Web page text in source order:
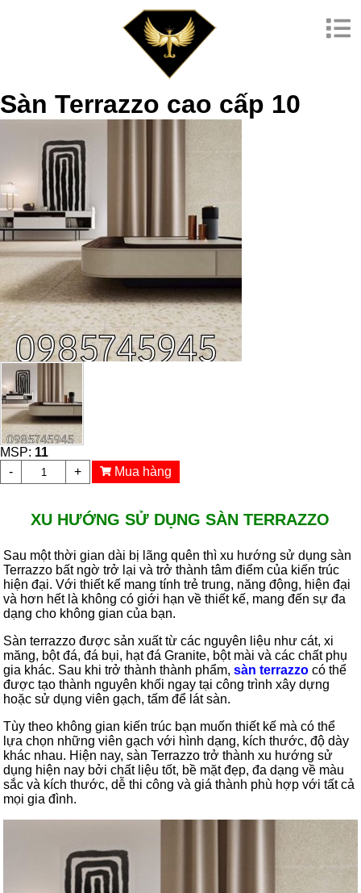
Sàn Terrazzo cao cấp 10
MSP: 11
-
+ Mua hàng
XU HƯỚNG SỬ DỤNGSÀN TERRAZZO
Sau một thời gian dài bị lãng quên thì xu hướng sử dụng sàn
Terrazzo bất ngờ trở lại và trở thành tâm điểm của kiến trúc
hiện đại. Với thiết kế mang tính trẻ trung, năng động, hiện đại
và hơn hết là không có giới hạn về thiết kế, mang đến sự đa
dạng cho không gian của bạn.
Sàn terrazzo được sản xuất từ các nguyên liệu như cát, xi
măng, bột đá, đá bụi, hạt đá Granite, bột mài và các chất phụ
gia khác. Sau khi trở thành thành phẩm,sàn terrazzo có thể
được tạo thành nguyên khối ngay tại công trình xây dựng
hoặc sử dụng viên gạch, tấm để lát sàn.
Tùy theo không gian kiến trúc bạn muốn thiết kế mà có thể
lựa chọn những viên gạch với hình dạng, kích thước, độ dày
khác nhau. Hiện nay, sàn Terrazzo trở thành xu hướng sử
dụng hiện nay bởi chất liệu tốt, bề mặt đẹp, đa dạng về màu
sắc và kích thước, dễ thi công và giá thành phù hợp với tất cả
mọi gia đình.